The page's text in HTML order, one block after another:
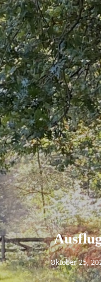
Oktober 25,